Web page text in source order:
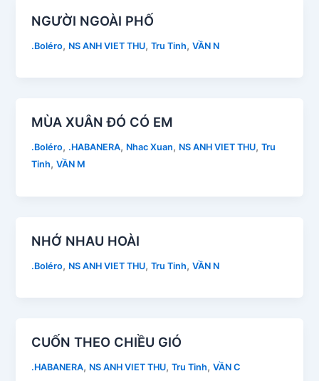
NGƯỜI NGOÀI PHỐ
.Boléro, NS ANH VIET THU,Tru Tinh,VẦN N
MÙA XUÂN ĐÓ CÓ EM
.Boléro, .HABANERA, Nhac Xuan, NS ANH VIET THU,Tru
Tinh,VẦN M
NHỚ NHAU HOÀI
.Boléro, NS ANH VIET THU,Tru Tinh,VẦN N
CUỐN THEO CHIỀU GIÓ
.HABANERA, NS ANH VIET THU,Tru Tinh,VẦN C